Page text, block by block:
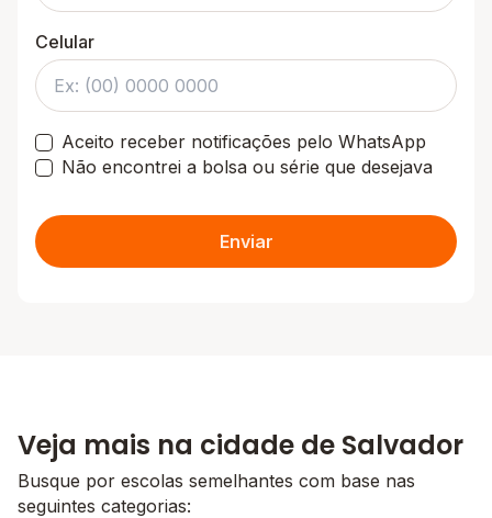
Celular
Aceito receber notificações pelo WhatsApp
Não encontrei a bolsa ou série que desejava
Enviar
Veja mais na cidade de Salvador
Busque por escolas semelhantes com base nas
seguintes categorias: